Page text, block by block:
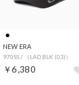
NEW ERA
970SS / （LAD BLK (03)）
￥6,380